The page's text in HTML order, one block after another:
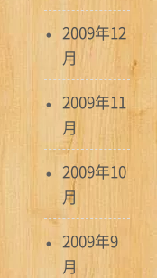
2009年12
月
2009年11
月
2009年10
月
2009年9
月